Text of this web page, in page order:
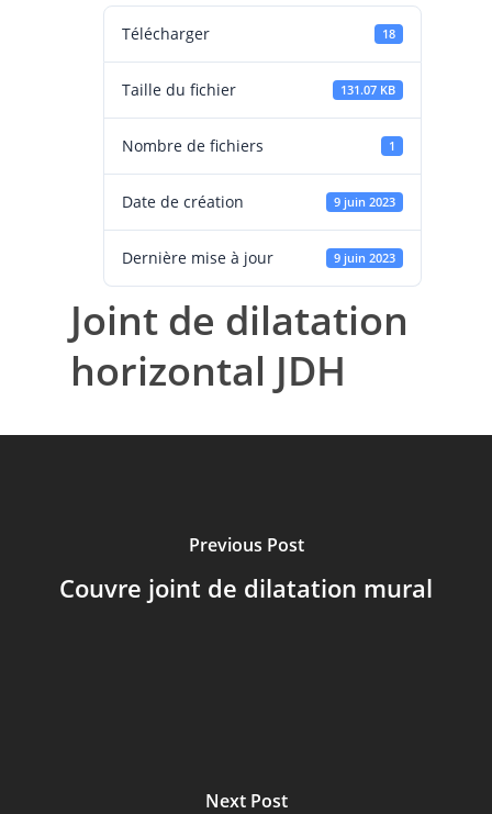
Télécharger 18
Taille du fichier 131.07 KB
Nombre de fichiers 1
Date de création 9 juin 2023
Dernière mise à jour 9 juin 2023
Joint de dilatation
horizontal JDH
Previous Post
Couvre joint de dilatation mural
Next Post